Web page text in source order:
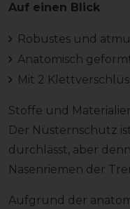
Auf einen Blick
Robustes und
Anatomisch
Mit 2
Stoffe und
Der Nüsternschutz
durchlässt, aber
Nasenriemen der
Aufgrund der